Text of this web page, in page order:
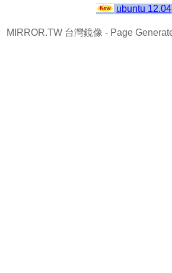
ubuntu 12.04
MIRROR.TW 台灣鏡像 - Page